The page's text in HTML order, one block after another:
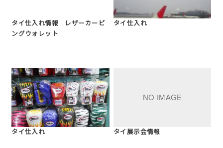
タイ仕入れ情報 レザーカービ
ングウォレット
タイ仕入れ
タイ仕入れ タイ展示会情報